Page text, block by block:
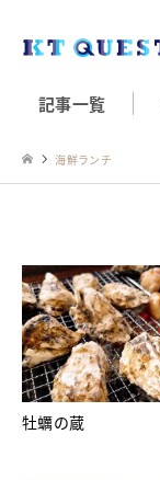
記事一覧
海鮮ランチ
牡蠣の蔵